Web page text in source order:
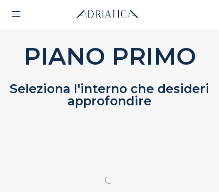
PIANO PRIMO
Seleziona l'interno che desideri
approfondire